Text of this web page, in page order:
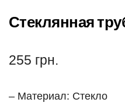
Стеклянная
255 грн.
– Материал: Стекло